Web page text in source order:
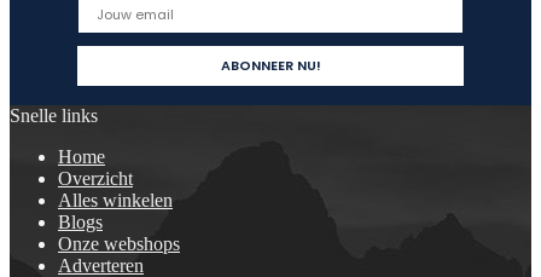
Snelle links
Home
Overzicht
Alles winkelen
Blogs
Onze webshops
Adverteren